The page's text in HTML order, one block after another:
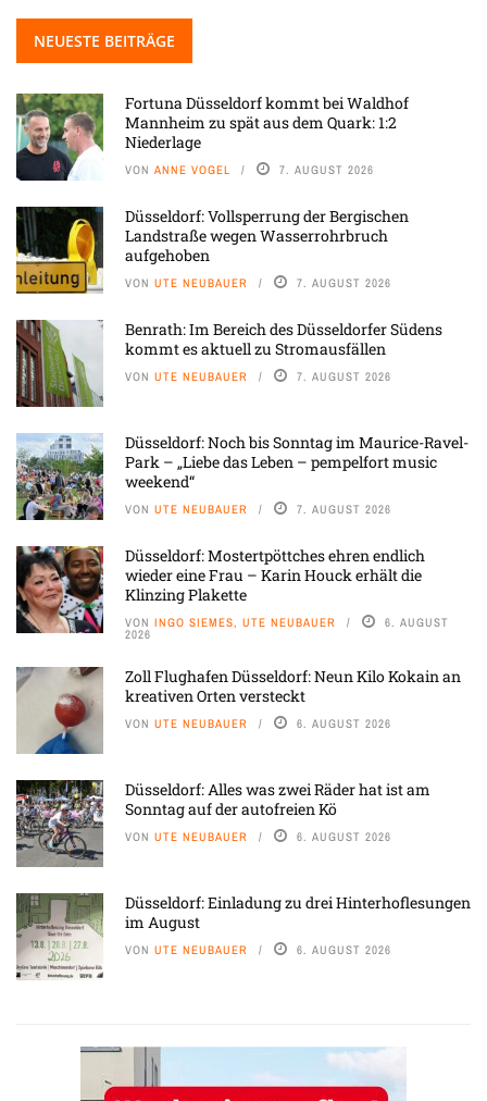
NEUESTE BEITRÄGE
Fortuna Düsseldorf kommt bei Waldhof
Mannheim zu spät aus dem Quark: 1:2
Niederlage
VON ANNE VOGEL 7. AUGUST 2026
Düsseldorf: Vollsperrung der Bergischen
Landstraße wegen Wasserrohrbruch
aufgehoben
VON UTE NEUBAUER 7. AUGUST 2026
Benrath: Im Bereich des Düsseldorfer Südens
kommt es aktuell zu Stromausfällen
VON UTE NEUBAUER 7. AUGUST 2026
Düsseldorf: Noch bis Sonntag im Maurice-Ravel-
Park – „Liebe das Leben – pempelfort music
weekend“
VON UTE NEUBAUER 7. AUGUST 2026
Düsseldorf: Mostertpöttches ehren endlich
wieder eine Frau – Karin Houck erhält die
Klinzing Plakette
VON INGO SIEMES, UTE NEUBAUER 6. AUGUST
2026
Zoll Flughafen Düsseldorf: Neun Kilo Kokain an
kreativen Orten versteckt
VON UTE NEUBAUER 6. AUGUST 2026
Düsseldorf: Alles was zwei Räder hat ist am
Sonntag auf der autofreien Kö
VON UTE NEUBAUER 6. AUGUST 2026
Düsseldorf: Einladung zu drei Hinterhoflesungen
im August
VON UTE NEUBAUER 6. AUGUST 2026